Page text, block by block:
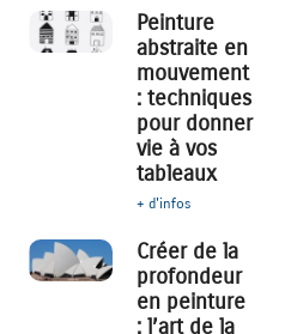
Peinture
abstraite en
mouvement
: techniques
pour donner
vie à vos
tableaux
+ d'infos
Créer de la
profondeur
en peinture
: l’art de la